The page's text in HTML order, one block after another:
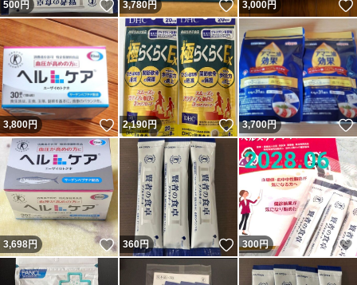
500円 いいね！
3,780円 いいね！
3,000円
3,800円 いいね！
2,190円 いいね！
3,700円
3,698円 いいね！
360円 いいね！
300円